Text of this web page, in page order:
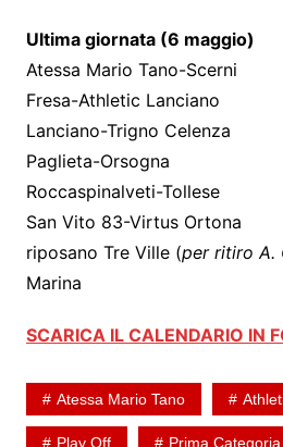
Ultima giornata (6 maggio)
Atessa Mario Tano-Scerni
Fresa-Athletic Lanciano
Lanciano-Trigno Celenza
Paglieta-Orsogna
Roccaspinalveti-Tollese
San Vito 83-Virtus Ortona
riposano Tre Ville (per ritiro A.
Marina
SCARICA IL CALENDARIO IN
Atessa Mario Tano
Play Off Prima